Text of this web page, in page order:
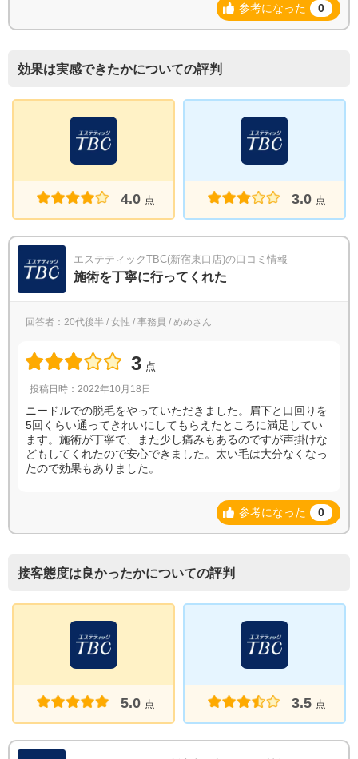
参考になった 0
効果は実感できたかについての評判
4.0 点 3.0 点
エステティックTBC(新宿東口店)の口コミ情報
施術を丁寧に行ってくれた
回答者：20代後半 / 女性 / 事務員 / めめさん
3 点
投稿日時：2022年10月18日
ニードルでの脱毛をやっていただきました。眉下と口回りを
5回くらい通ってきれいにしてもらえたところに満足してい
ます。施術が丁寧で、また少し痛みもあるのですが声掛けな
どもしてくれたので安心できました。太い毛は大分なくなっ
たので効果もありました。
参考になった 0
接客態度は良かったかについての評判
5.0 点 3.5 点